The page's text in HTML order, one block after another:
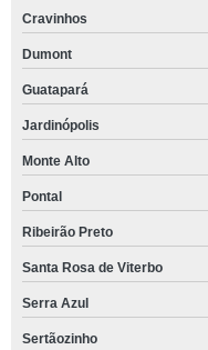
Cravinhos
Dumont
Guatapará
Jardinópolis
Monte Alto
Pontal
Ribeirão Preto
Santa Rosa de Viterbo
Serra Azul
Sertãozinho